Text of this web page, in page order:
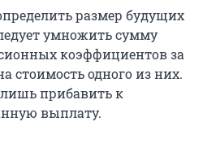
размер будущих
умножить сумму
коэффициентов за
стоимость одного из них.
лишь прибавить к
выплату.